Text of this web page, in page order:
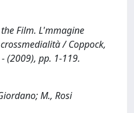
Film. L'mmagine
/ Coppock,
- (2009), pp. 1-119.
M., Rosi